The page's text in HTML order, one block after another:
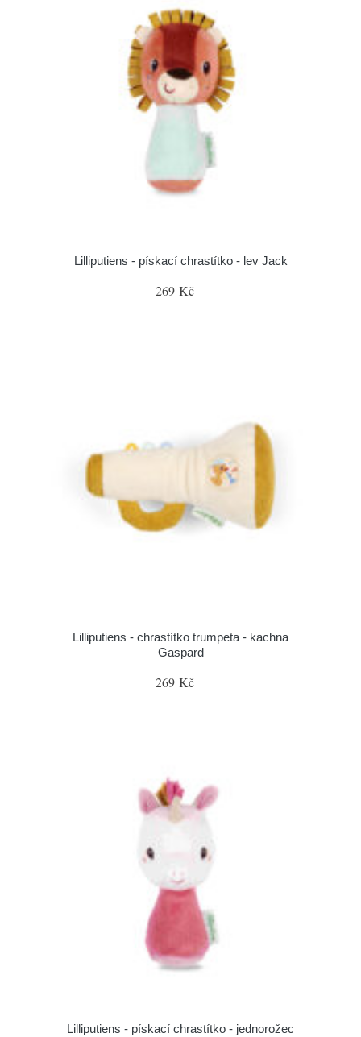
Lilliputiens - pískací chrastítko - lev Jack
269 Kč
Lilliputiens - chrastítko trumpeta - kachna
Gaspard
269 Kč
Lilliputiens - pískací chrastítko - jednorožec